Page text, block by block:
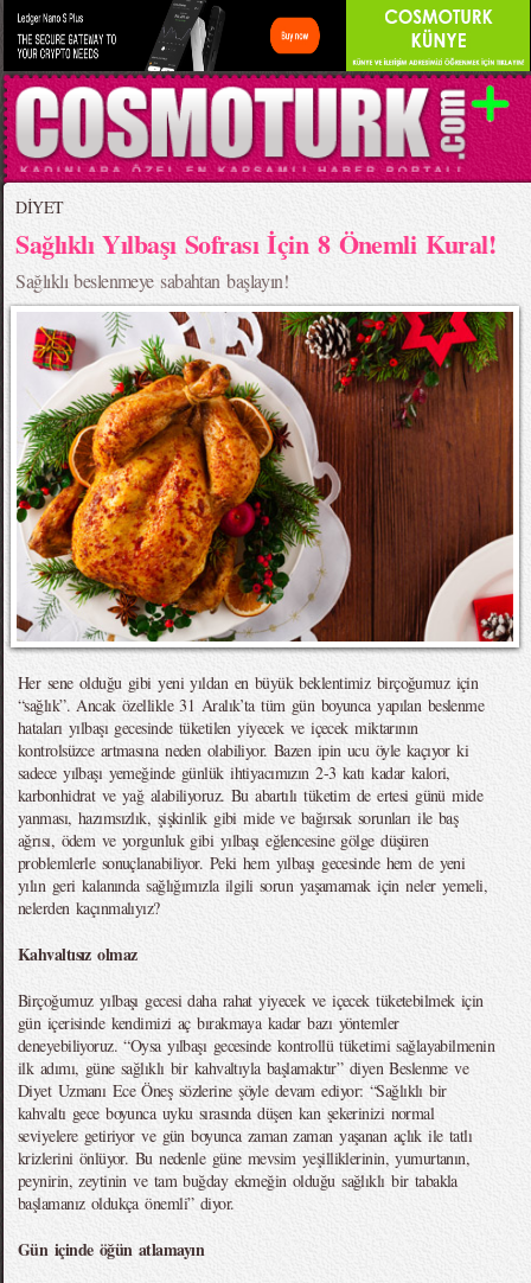
DİYET
Sağlıklı Yılbaşı Sofrası İçin 8 Önemli Kural!
Sağlıklı beslenmeye sabahtan başlayın!
Her sene olduğu gibi yeni yıldan en büyük beklentimiz birçoğumuz için
“sağlık”. Ancak özellikle 31 Aralık’ta tüm gün boyunca yapılan beslenme
hataları yılbaşı gecesinde tüketilen yiyecek ve içecek miktarının
kontrolsüzce artmasına neden olabiliyor. Bazen ipin ucu öyle kaçıyor ki
sadece yılbaşı yemeğinde günlük ihtiyacımızın 2-3 katı kadar kalori,
karbonhidrat ve yağ alabiliyoruz. Bu abartılı tüketim de ertesi günü mide
yanması, hazımsızlık, şişkinlik gibi mide ve bağırsak sorunları ile baş
ağrısı, ödem ve yorgunluk gibi yılbaşı eğlencesine gölge düşüren
problemlerle sonuçlanabiliyor. Peki hem yılbaşı gecesinde hem de yeni
yılın geri kalanında sağlığımızla ilgili sorun yaşamamak için neler yemeli,
nelerden kaçınmalıyız?
Kahvaltısız olmaz
Birçoğumuz yılbaşı gecesi daha rahat yiyecek ve içecek tüketebilmek için
gün içerisinde kendimizi aç bırakmaya kadar bazı yöntemler
deneyebiliyoruz. “Oysa yılbaşı gecesinde kontrollü tüketimi sağlayabilmenin
ilk adımı, güne sağlıklı bir kahvaltıyla başlamaktır” diyen Beslenme ve
Diyet Uzmanı Ece Öneş sözlerine şöyle devam ediyor: “Sağlıklı bir
kahvaltı gece boyunca uyku sırasında düşen kan şekerinizi normal
seviyelere getiriyor ve gün boyunca zaman zaman yaşanan açlık ile tatlı
krizlerini önlüyor. Bu nedenle güne mevsim yeşilliklerinin, yumurtanın,
peynirin, zeytinin ve tam buğday ekmeğin olduğu sağlıklı bir tabakla
başlamanız oldukça önemli” diyor.
Gün içinde öğün atlamayın